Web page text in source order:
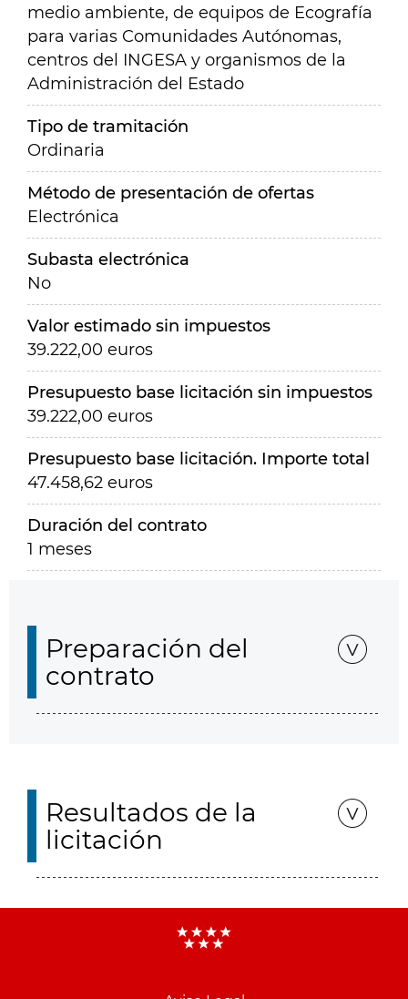
medio ambiente, de equipos de Ecografía
para varias Comunidades Autónomas,
centros del INGESA y organismos de la
Administración del Estado
Tipo de tramitación
Ordinaria
Método de presentación de ofertas
Electrónica
Subasta electrónica
No
Valor estimado sin impuestos
39.222,00 euros
Presupuesto base licitación sin impuestos
39.222,00 euros
Presupuesto base licitación. Importe total
47.458,62 euros
Duración del contrato
1 meses
Preparación del
contrato
Resultados de la
licitación